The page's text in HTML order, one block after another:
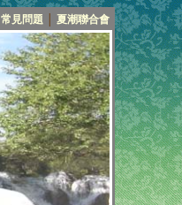
常見問題 夏潮聯合會